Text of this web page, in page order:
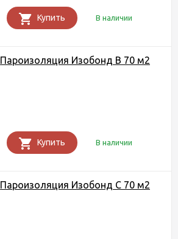
Купить В наличии
Пароизоляция Изобонд В 70 м2
Купить В наличии
Пароизоляция Изобонд С 70 м2